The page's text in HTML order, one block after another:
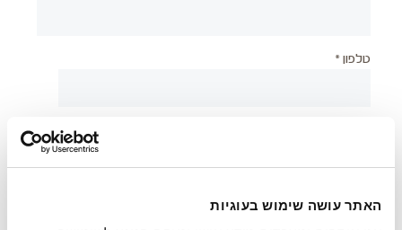
האתר עושה שימוש בעוגיות
טלפון *
צירוף קובץ